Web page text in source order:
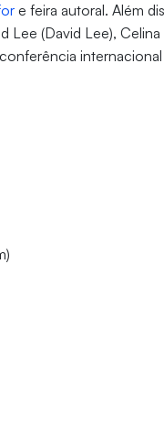
e feira autoral. Além
(David Lee), Celina